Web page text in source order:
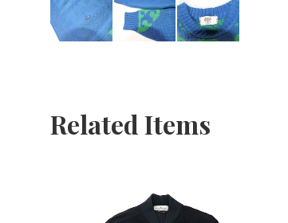
Related Items